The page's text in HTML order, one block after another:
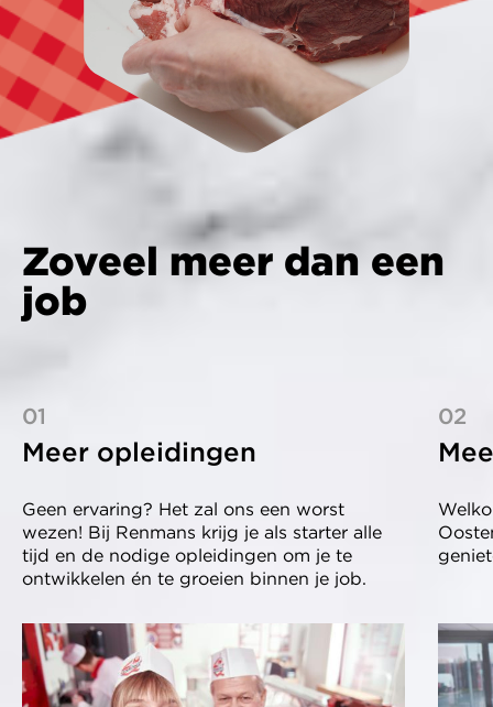
Zoveel meer dan een
job
01
Meer opleidingen
Geen ervaring? Het zal ons een worst
wezen! Bij Renmans krijg je als starter alle
tijd en de nodige opleidingen om je te
ontwikkelen én te groeien binnen je job.
02